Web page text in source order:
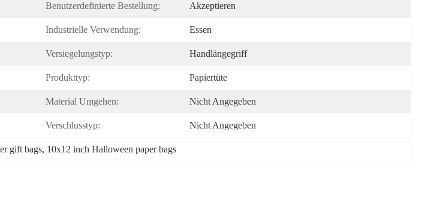
Benutzerdefinierte Bestellung: Akzeptieren
Industrielle Verwendung: Essen
Versiegelungstyp: Handlängegriff
Produkttyp: Papiertüte
Material Umgehen: Nicht Angegeben
Verschlusstyp: Nicht Angegeben
gift bags, 10x12 inch Halloween paper bags